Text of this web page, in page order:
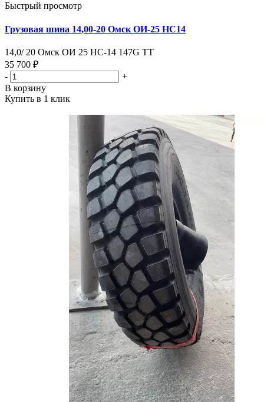
Быстрый просмотр
Грузовая шина 14,00-20 Омск ОИ-25 НС14
14,0/ 20 Омск ОИ 25 НС-14 147G ТТ
35 700 ₽
-
+
В корзину
Купить в 1 клик